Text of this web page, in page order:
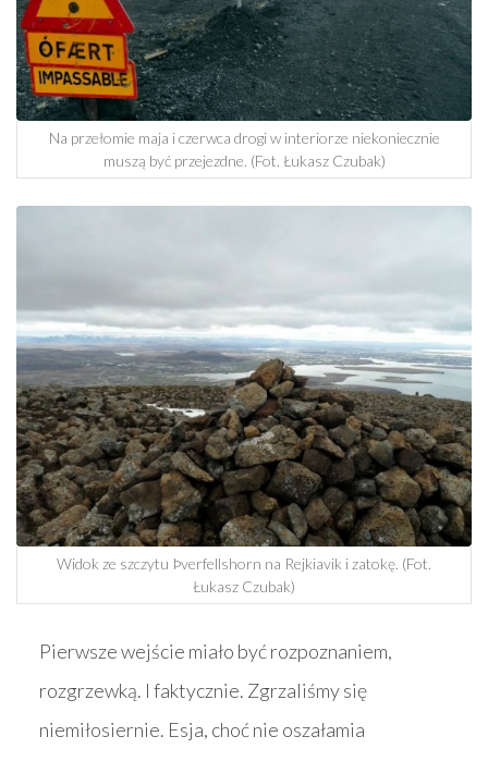
Na przełomie maja i czerwca drogi w interiorze niekoniecznie
muszą być przejezdne. (Fot. Łukasz Czubak)
Widok ze szczytu Þverfellshorn na Rejkiavik i zatokę. (Fot.
Łukasz Czubak)
Pierwsze wejście miało być rozpoznaniem,
rozgrzewką. I faktycznie. Zgrzaliśmy się
niemiłosiernie. Esja, choć nie oszałamia